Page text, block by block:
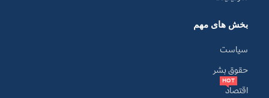
بخش های مهم
سیاست
حقوق بشر
اقتصاد
HOT